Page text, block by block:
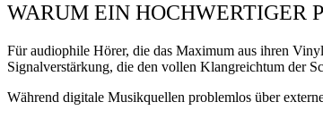
WARUM EIN HOCHWERTIGER
Für audiophile Hörer, die das Maximum aus ihren
Signalverstärkung, die den vollen Klangreichtum der
Während digitale Musikquellen problemlos über